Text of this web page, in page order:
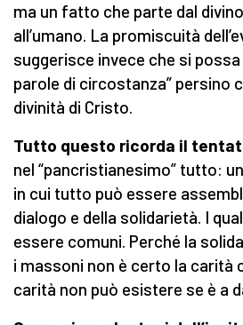
ma un fatto che parte dal
all’umano. La promiscuità
suggerisce invece che si possa
parole di circostanza” persino
divinità di Cristo.
Tutto questo ricorda il
nel “pancristianesimo” tutto:
in cui tutto può essere
dialogo e della solidarietà. I
essere comuni. Perché la
i massoni non è certo la carità
carità non può esistere se è a